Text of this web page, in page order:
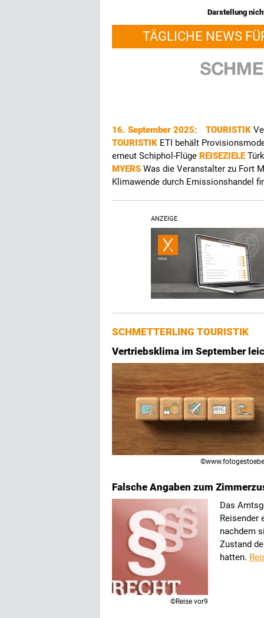
Darstellung
TÄGLICHE NEWS
16. September 2025: TOURISTIK
TOURISTIK ETI behält
erneut Schiphol-Flüge REISEZIELE
MYERS Was die Veranstalter zu Fort
Klimawende durch Emissionshandel
ANZEIGE
SCHMETTERLING TOURISTIK
Vertriebsklima im September
Falsche Angaben zum
©Reise vor9
Das
Reisender
nachdem
Zustand
hatten.